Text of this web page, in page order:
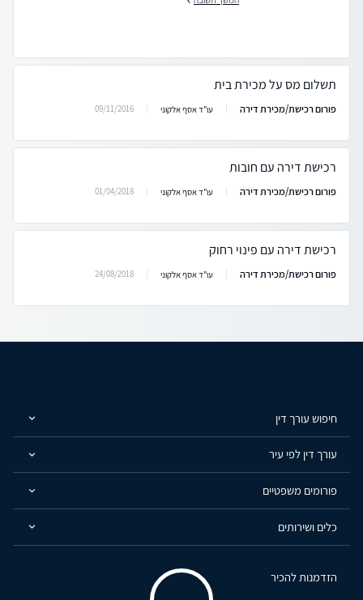
תשלום מס על מכירת בית
פורום רכישת/מכירת דירה עו"ד אסף אלקוני 09/11/2016
רכישת דירה עם חובות
פורום רכישת/מכירת דירה עו"ד אסף אלקוני 01/04/2018
רכישת דירה עם פינוי רחוק
פורום רכישת/מכירת דירה עו"ד אסף אלקוני 24/08/2018
חיפוש עורך דין
עורך דין לפי עיר
פורומים משפטיים
כלים ושירותים
הזדמנות להכיר